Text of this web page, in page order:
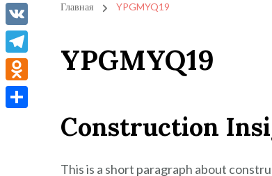
Главная YPGMYQ19
YPGMYQ19
Construction
This is a short paragraph about
Viber
VK
Telegram
Odnoklassniki
Отправить